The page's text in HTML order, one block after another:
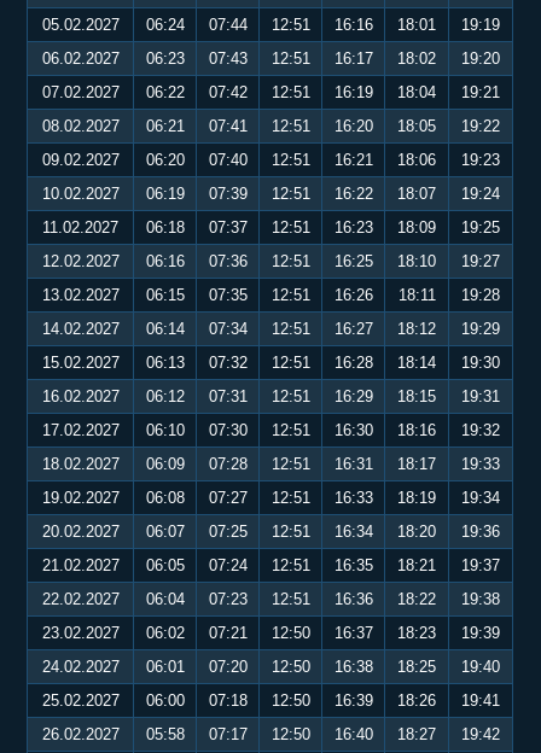
05.02.2027
06:24 07:44 12:51 16:16 18:01
19:19
06.02.2027
06:23 07:43 12:51 16:17 18:02
19:20
07.02.2027
06:22 07:42 12:51 16:19 18:04
19:21
08.02.2027
06:21 07:41 12:51 16:20 18:05
19:22
09.02.2027
06:20 07:40 12:51 16:21 18:06
19:23
10.02.2027
06:19 07:39 12:51 16:22 18:07
19:24
11.02.2027
06:18 07:37 12:51 16:23 18:09
19:25
12.02.2027
06:16 07:36 12:51 16:25 18:10
19:27
13.02.2027
06:15 07:35 12:51 16:26 18:11
19:28
14.02.2027
06:14 07:34 12:51 16:27 18:12
19:29
15.02.2027
06:13 07:32 12:51 16:28 18:14
19:30
16.02.2027
06:12 07:31 12:51 16:29 18:15
19:31
17.02.2027
06:10 07:30 12:51 16:30 18:16
19:32
18.02.2027
06:09 07:28 12:51 16:31 18:17
19:33
19.02.2027
06:08 07:27 12:51 16:33 18:19
19:34
20.02.2027
06:07 07:25 12:51 16:34 18:20
19:36
21.02.2027
06:05 07:24 12:51 16:35 18:21
19:37
22.02.2027
06:04 07:23 12:51 16:36 18:22
19:38
23.02.2027
06:02 07:21 12:50 16:37 18:23
19:39
24.02.2027
06:01 07:20 12:50 16:38 18:25
19:40
25.02.2027
06:00 07:18 12:50 16:39 18:26
19:41
26.02.2027
05:58 07:17 12:50 16:40 18:27
19:42